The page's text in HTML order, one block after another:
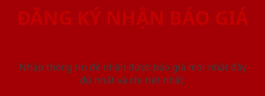
ĐĂNG KÝ NHẬN BÁO GIÁ
Nhập thông tin để nhận được báo giá mới nhât đầy
đủ nhất và chi tiết nhất.